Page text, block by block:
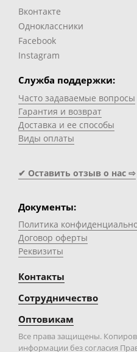
Вконтакте
Одноклассники
Facebook
Instagram
Служба поддержки:
Часто задаваемые вопросы
Гарантия и возврат
Доставка и ее способы
Виды оплаты
✔ Оставить отзыв о нас ⇨
Документы:
Политика
Договор оферты
Реквизиты
Контакты
Сотрудничество
Оптовикам
Все права защищены.
информации без согласия